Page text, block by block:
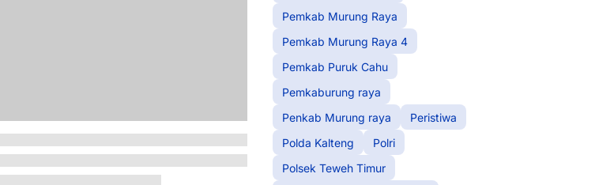
Pemkab Murung Raya
Pemkab Murung Raya 4
Pemkab Puruk Cahu
Pemkaburung raya
Penkab Murung raya
Peristiwa
Polda Kalteng
Polri
Polsek Teweh Timur